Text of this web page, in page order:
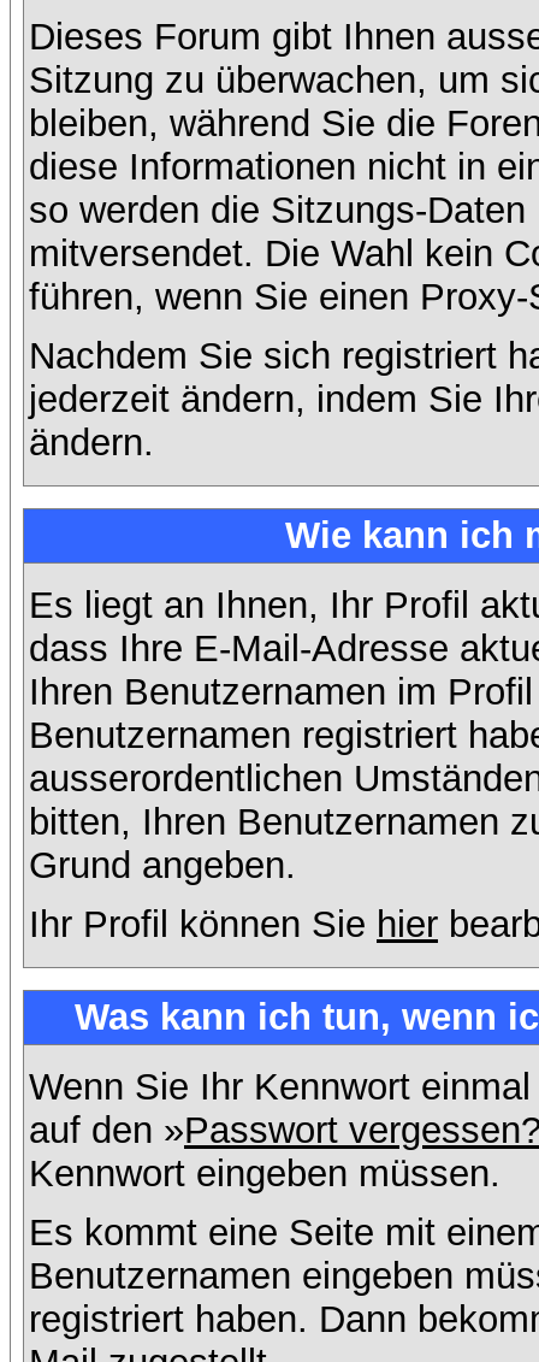
Dieses Forum gibt Ihnen
Sitzung zu überwachen, um
bleiben, während Sie die
diese Informationen nicht in
so werden die Sitzungs-
mitversendet. Die Wahl kein
führen, wenn Sie einen
Nachdem Sie sich registriert
jederzeit ändern, indem Sie
ändern.
Wie kann ich
Es liegt an Ihnen, Ihr Profil
dass Ihre E-Mail-Adresse
Ihren Benutzernamen im
Benutzernamen registriert
ausserordentlichen
bitten, Ihren Benutzernamen
Grund angeben.
Ihr Profil können Sie hier
Was kann ich tun, wenn
Wenn Sie Ihr Kennwort
auf den »Passwort
Kennwort eingeben müssen.
Es kommt eine Seite mit
Benutzernamen eingeben
registriert haben. Dann